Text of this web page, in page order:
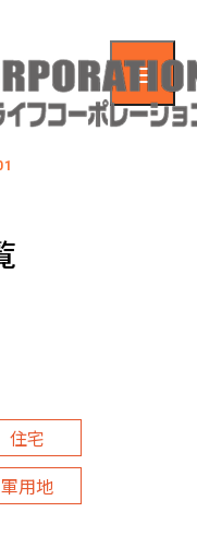
住宅
軍用地